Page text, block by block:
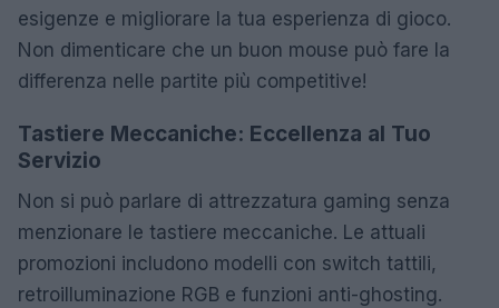
esigenze e migliorare la tua esperienza di gioco.
Non dimenticare che un buon mouse può fare la
differenza nelle partite più competitive!
Tastiere Meccaniche: Eccellenza al Tuo
Servizio
Non si può parlare di attrezzatura gaming senza
menzionare le tastiere meccaniche. Le attuali
promozioni includono modelli con switch tattili,
retroilluminazione RGB e funzioni anti-ghosting.